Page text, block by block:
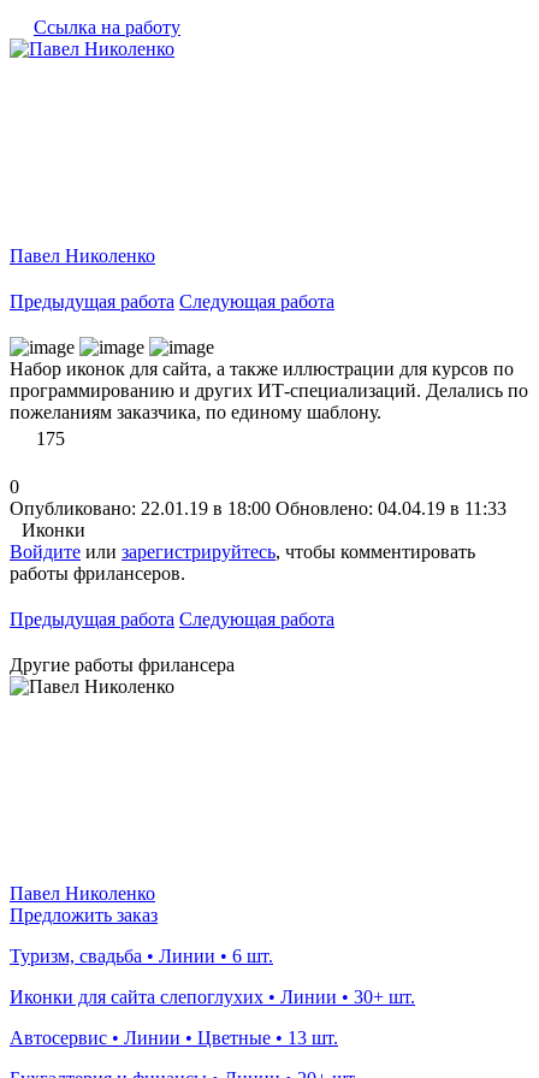
Ссылка на работу
Павел Николенко
Предыдущая работа Следующая работа
Набор иконок для сайта, а также иллюстрации для курсов по
программированию и других ИТ-специализаций. Делались по
пожеланиям заказчика, по единому шаблону.
175
0
Опубликовано: 22.01.19 в 18:00 Обновлено: 04.04.19 в 11:33
Иконки
Войдите или зарегистрируйтесь, чтобы комментировать
работы фрилансеров.
Предыдущая работа Следующая работа
Другие работы фрилансера
Павел Николенко
Предложить заказ
Туризм, свадьба • Линии • 6 шт.
Иконки для сайта слепоглухих • Линии • 30+ шт.
Автосервис • Линии • Цветные • 13 шт.